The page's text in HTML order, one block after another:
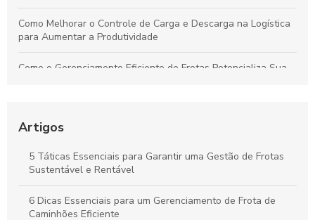
Como Melhorar o Controle de Carga e Descarga na Logística
para Aumentar a Produtividade
Como o Gerenciamento Eficiente de Frotas Potencializa Sua
Custos no Seu Negócio
Práticas Essenciais para um Controle Eficiente de Carga e
Descarga na Logística
Como Aplicar o Gerenciamento de Frotas para Maximizar a
Eficiência e Reduzir Custos na Sua Empresa
Artigos
5 Táticas Essenciais para Garantir uma Gestão de Frotas
Sustentável e Rentável
6 Dicas Essenciais para um Gerenciamento de Frota de
Caminhões Eficiente